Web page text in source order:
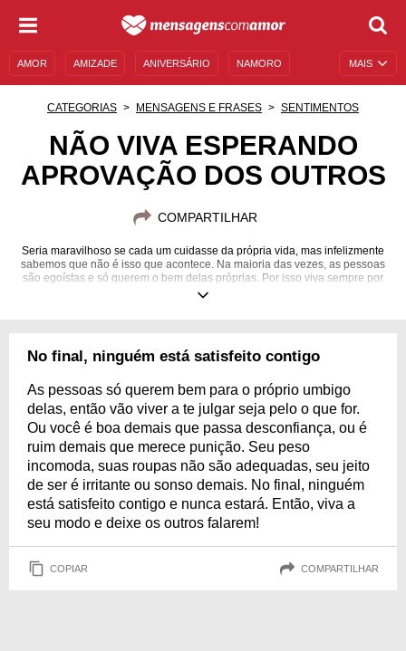
MAIS
AMOR AMIZADE ANIVERSÁRIO NAMORO
UNIVERSO FEMININO
MENSAGENS E FRASES MENSAGENS DE ANIVERSÁRIO
CATEGORIAS MENSAGENS E FRASES SENTIMENTOS
NÃO VIVA ESPERANDO
APROVAÇÃO DOS OUTROS
COMPARTILHAR
Seria maravilhoso se cada um cuidasse da própria vida, mas infelizmente
sabemos que não é isso que acontece. Na maioria das vezes, as pessoas
são egoístas e só querem o bem delas próprias. Por isso viva sempre por
si mesmo, coloque-se sempre em primeiro lugar.
No final, ninguém está satisfeito contigo
As pessoas só querem bem para o próprio umbigo
delas, então vão viver a te julgar seja pelo o que for.
Ou você é boa demais que passa desconfiança, ou é
ruim demais que merece punição. Seu peso
incomoda, suas roupas não são adequadas, seu jeito
de ser é irritante ou sonso demais. No final, ninguém
está satisfeito contigo e nunca estará. Então, viva a
seu modo e deixe os outros falarem!
COPIAR COMPARTILHAR